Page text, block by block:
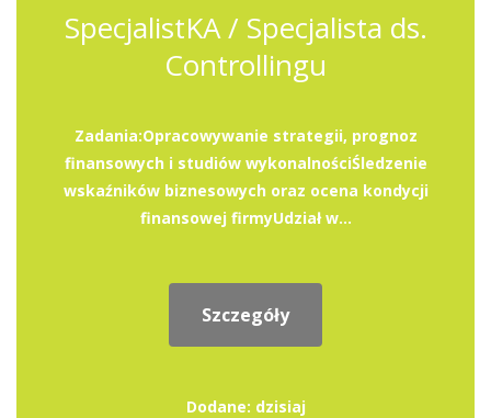
SpecjalistKA / Specjalista ds.
Controllingu
Zadania:Opracowywanie strategii, prognoz
finansowych i studiów wykonalnościŚledzenie
wskaźników biznesowych oraz ocena kondycji
finansowej firmyUdział w...
Szczegóły
Dodane: dzisiaj